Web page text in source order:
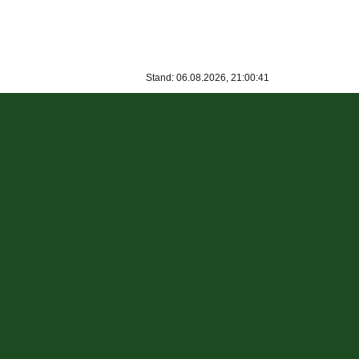
Stand: 06.08.2026, 21:00:41